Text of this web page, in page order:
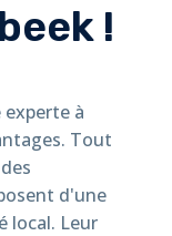
!
experte à
Tout
d'une
local. Leur